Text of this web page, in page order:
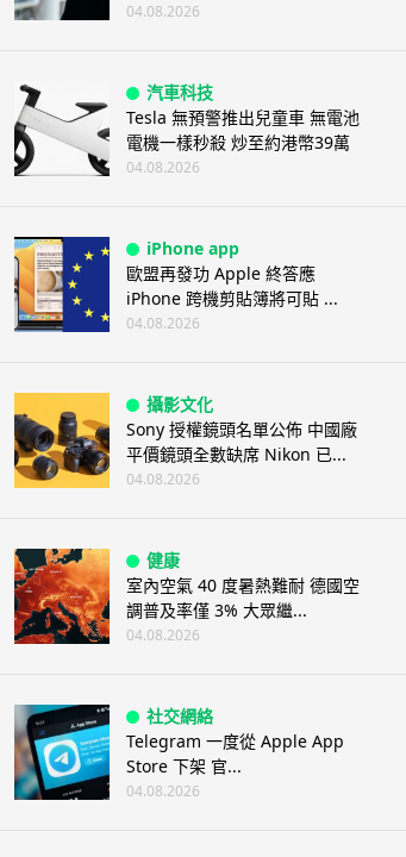
04.08.2026
汽車科技
Tesla 無預警推出兒童車 無電池
電機一樣秒殺 炒至約港幣39萬
04.08.2026
iPhone app
歐盟再發功 Apple 終答應
iPhone 跨機剪貼簿將可貼 ...
04.08.2026
攝影文化
Sony 授權鏡頭名單公佈 中國廠
平價鏡頭全數缺席 Nikon 已...
04.08.2026
健康
室內空氣 40 度暑熱難耐 德國空
調普及率僅 3% 大眾繼...
04.08.2026
社交網絡
Telegram 一度從 Apple App
Store 下架 官...
04.08.2026